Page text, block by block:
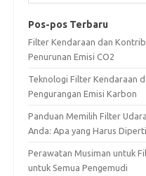
Pos-pos Terbaru
Filter Kendaraan dan
Penurunan Emisi CO2
Teknologi Filter Kendaraan
Pengurangan Emisi Karbon
Panduan Memilih Filter
Anda: Apa yang Harus
Perawatan Musiman untuk
untuk Semua Pengemudi